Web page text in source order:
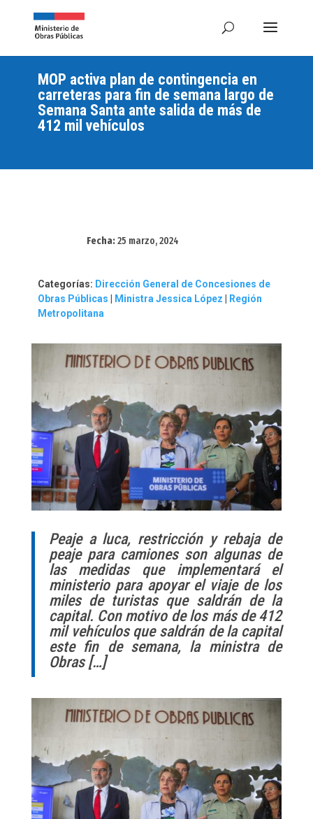
MOP activa plan de contingencia en
carreteras para fin de semana largo de
Semana Santa ante salida de más de
412 mil vehículos
Fecha:25 marzo, 2024
Categorías: Dirección General de Concesiones de
Obras Públicas
Ministra Jessica López
Región
Metropolitana
Peaje a luca, restricción y rebaja de
peaje para camiones son algunas de
las medidas que implementará el
ministerio para apoyar el viaje de los
miles de turistas que saldrán de la
capital. Con motivo de los más de 412
mil vehículos que saldrán de la capital
este fin de semana, la ministra de
Obras […]